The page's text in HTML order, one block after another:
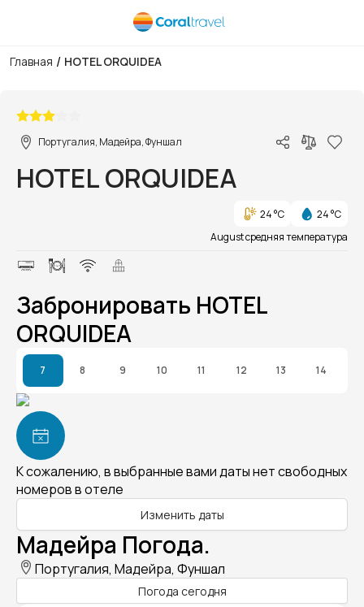
Главная / HOTEL ORQUIDEA
Португалия, Мадейра, Фуншал
HOTEL ORQUIDEA
24 °C
24 °C
August средняя температура
Забронировать HOTEL
ORQUIDEA
7 8 9 10 11 12 13 14
К сожалению, в выбранные вами даты нет свободных
номеров в отеле
Изменить даты
Мадейра Погода.
Португалия, Мадейра, Фуншал
Погода сегодня